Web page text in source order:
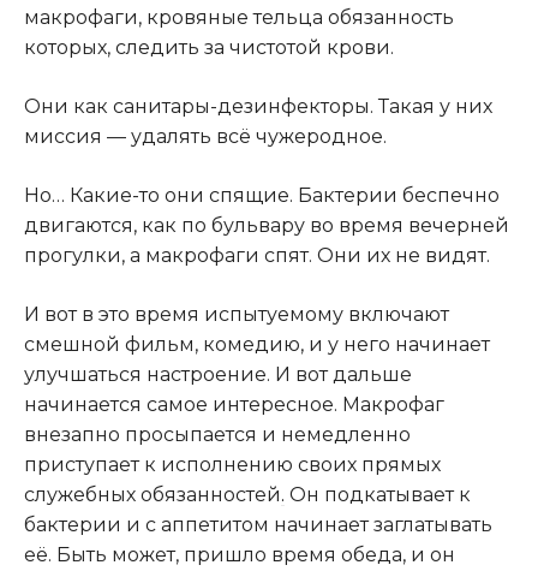
макрофаги, кровяные тельца обязанность
которых, следить за чистотой крови.
Они как санитары-дезинфекторы. Такая у них
миссия — удалять всё чужеродное.
Но… Какие-то они спящие. Бактерии беспечно
двигаются, как по бульвару во время вечерней
прогулки, а макрофаги спят. Они их не видят.
И вот в это время испытуемому включают
смешной фильм, комедию, и у него начинает
улучшаться настроение. И вот дальше
начинается самое интересное. Макрофаг
внезапно просыпается и немедленно
приступает к исполнению своих прямых
служебных обязанностей. Он подкатывает к
бактерии и с аппетитом начинает заглатывать
её. Быть может, пришло время обеда, и он